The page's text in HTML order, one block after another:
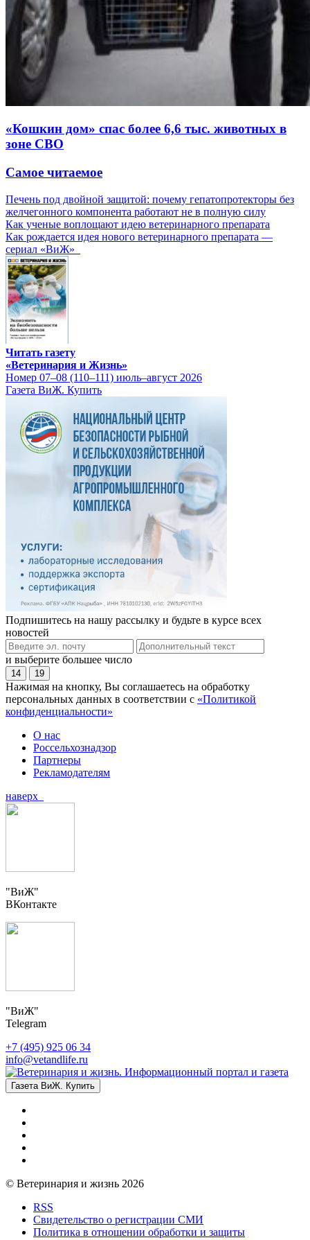
«Кошкин дом» спас более 6,6 тыс. животных в
зоне СВО
Самое читаемое
Печень под двойной защитой: почему гепатопротекторы без
желчегонного компонента работают не в полную силу
Как ученые воплощают идею ветеринарного препарата
Как рождается идея нового ветеринарного препарата —
сериал «ВиЖ»
Читать газету
«Ветеринария и Жизнь»
Номер 07–08 (110–111) июль–август 2026
Газета ВиЖ. Купить
Подпишитесь на нашу рассылку и будьте в курсе всех
новостей
и выберите большее число
14 19
Нажимая на кнопку, Вы соглашаетесь на обработку
персональных данных в соответствии с «Политикой
конфиденциальности»
О нас
Россельхознадзор
Партнеры
Рекламодателям
наверх
"ВиЖ"
ВКонтакте
"ВиЖ"
Telegram
+7 (495) 925 06 34
info@vetandlife.ru
Газета ВиЖ. Купить
© Ветеринария и жизнь 2026
RSS
Свидетельство о регистрации СМИ
Политика в отношении обработки и защиты